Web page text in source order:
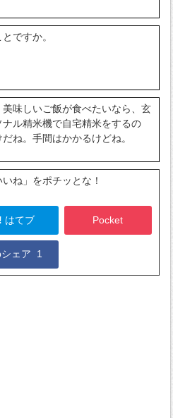
ですか。
美味しいご飯が食べたいなら、玄
ル精米機で自宅精米をするの
ね。手間はかかるけどね。
ね」をポチッとな！
はてブ Pocket
ェア 1